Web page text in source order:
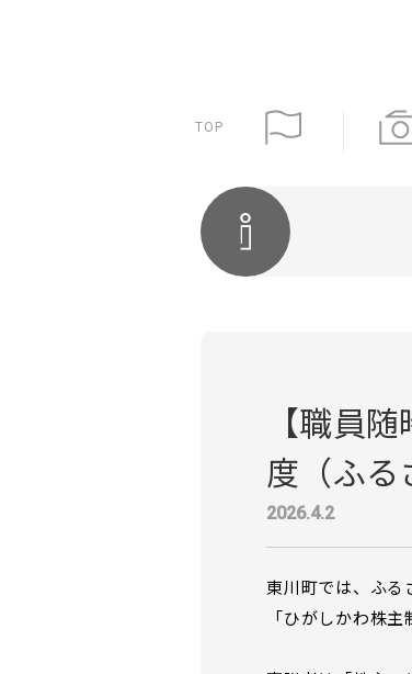
TOP
【職員
度（ふる
2026.4.2
東川町では、ふる
「ひがしかわ株